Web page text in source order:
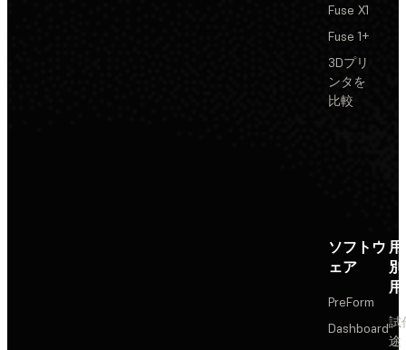
Fuse X1
Fuse 1+
3Dプリ
ンタを
比較
ソフトウ
ェア
PreForm
Dashboard試
途